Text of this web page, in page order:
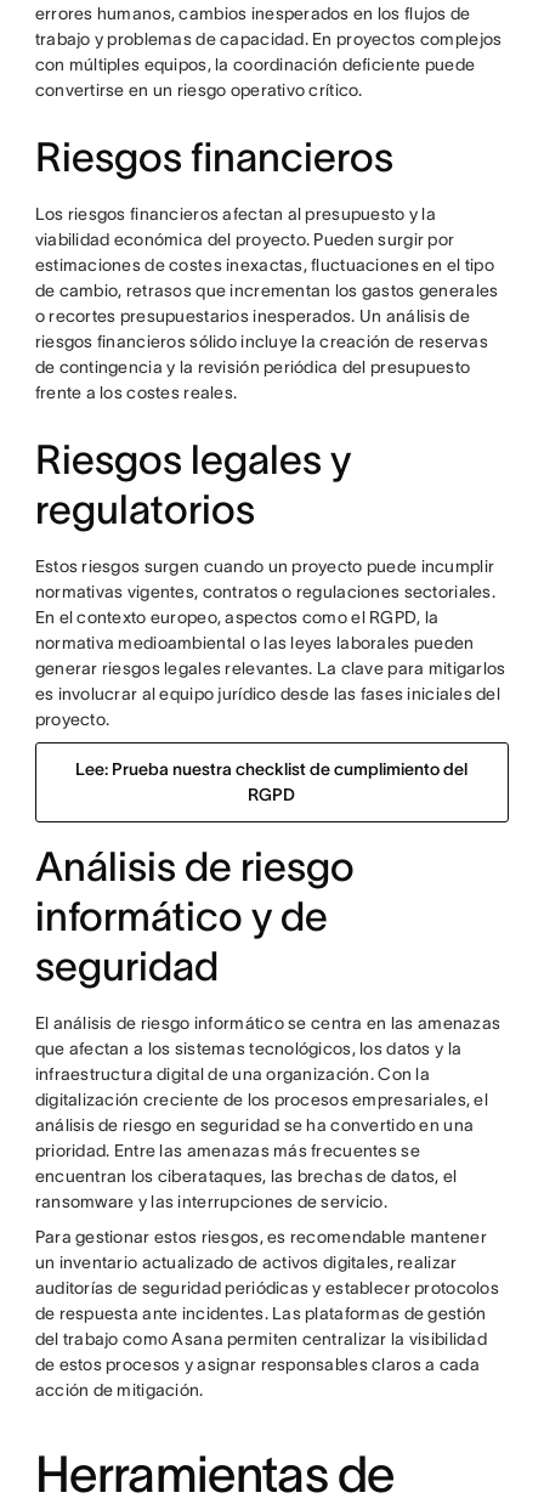
errores humanos, cambios inesperados en los flujos de
trabajo y problemas de capacidad. En proyectos complejos
con múltiples equipos, la coordinación deficiente puede
convertirse en un riesgo operativo crítico.
Riesgos financieros
Los riesgos financieros afectan al presupuesto y la
viabilidad económica del proyecto. Pueden surgir por
estimaciones de costes inexactas, fluctuaciones en el tipo
de cambio, retrasos que incrementan los gastos generales
o recortes presupuestarios inesperados. Un análisis de
riesgos financieros sólido incluye la creación de reservas
de contingencia y la revisión periódica del presupuesto
frente a los costes reales.
Riesgos legales y
regulatorios
Estos riesgos surgen cuando un proyecto puede incumplir
normativas vigentes, contratos o regulaciones sectoriales.
En el contexto europeo, aspectos como el RGPD, la
normativa medioambiental o las leyes laborales pueden
generar riesgos legales relevantes. La clave para mitigarlos
es involucrar al equipo jurídico desde las fases iniciales del
proyecto.
Lee: Prueba nuestra checklist de cumplimiento del
RGPD
Análisis de riesgo
informático y de
seguridad
El análisis de riesgo informático se centra en las amenazas
que afectan a los sistemas tecnológicos, los datos y la
infraestructura digital de una organización. Con la
digitalización creciente de los procesos empresariales, el
análisis de riesgo en seguridad se ha convertido en una
prioridad. Entre las amenazas más frecuentes se
encuentran los ciberataques, las brechas de datos, el
ransomware y las interrupciones de servicio.
Para gestionar estos riesgos, es recomendable mantener
un inventario actualizado de activos digitales, realizar
auditorías de seguridad periódicas y establecer protocolos
de respuesta ante incidentes. Las plataformas de gestión
del trabajo como Asana permiten centralizar la visibilidad
de estos procesos y asignar responsables claros a cada
acción de mitigación.
Herramientas de